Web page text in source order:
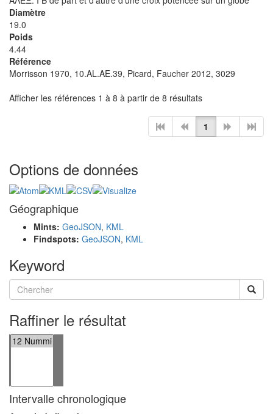
Diamètre
19.0
Poids
4.44
Référence
Morrisson 1970, 10.AL.AE.39, Picard, Faucher 2012, 3029
Afficher les références 1 à 8 à partir de 8 résultats
1
Options de données
Géographique
Mints: GeoJSON, KML
Findspots: GeoJSON, KML
Keyword
Raffiner le résultat
Intervalle chronologique